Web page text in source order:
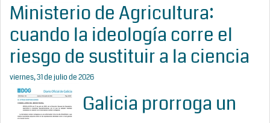
Ministerio de Agricultura:
cuando la ideología corre el
riesgo de sustituir a la ciencia
viernes, 31 de julio de 2026
Galicia prorroga un